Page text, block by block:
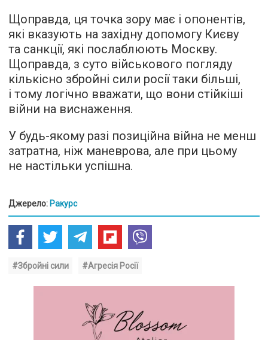
Щоправда, ця точка зору має і опонентів,
які вказують на західну допомогу Києву
та санкції, які послаблюють Москву.
Щоправда, з суто військового погляду
кількісно збройні сили росії таки більші,
і тому логічно вважати, що вони стійкіші
війни на виснаження.
У будь-якому разі позиційна війна не менш
затратна, ніж маневрова, але при цьому
не настільки успішна.
Джерело: Ракурс
#Збройні сили #Агресія Росії